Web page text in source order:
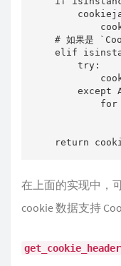
# 如果是
elif
        try:
except
for
return
在上面的实现中，
cookie 数据支持
get_cookie_header